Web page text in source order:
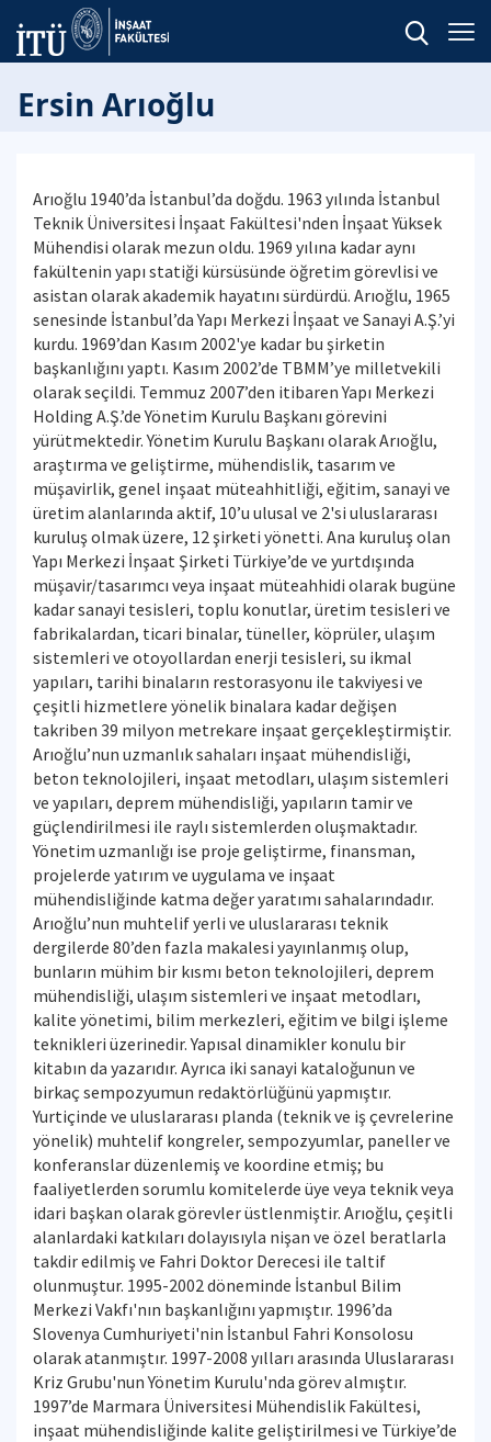
Ersin Arıoğlu
Arıoğlu 1940’da İstanbul’da doğdu. 1963 yılında İstanbul
Teknik Üniversitesi İnşaat Fakültesi'nden İnşaat Yüksek
Mühendisi olarak mezun oldu. 1969 yılına kadar aynı
fakültenin yapı statiği kürsüsünde öğretim görevlisi ve
asistan olarak akademik hayatını sürdürdü. Arıoğlu, 1965
senesinde İstanbul’da Yapı Merkezi İnşaat ve Sanayi A.Ş.’yi
kurdu. 1969’dan Kasım 2002'ye kadar bu şirketin
başkanlığını yaptı. Kasım 2002’de TBMM’ye milletvekili
olarak seçildi. Temmuz 2007’den itibaren Yapı Merkezi
Holding A.Ş.’de Yönetim Kurulu Başkanı görevini
yürütmektedir. Yönetim Kurulu Başkanı olarak Arıoğlu,
araştırma ve geliştirme, mühendislik, tasarım ve
müşavirlik, genel inşaat müteahhitliği, eğitim, sanayi ve
üretim alanlarında aktif, 10’u ulusal ve 2'si uluslararası
kuruluş olmak üzere, 12 şirketi yönetti. Ana kuruluş olan
Yapı Merkezi İnşaat Şirketi Türkiye’de ve yurtdışında
müşavir/tasarımcı veya inşaat müteahhidi olarak bugüne
kadar sanayi tesisleri, toplu konutlar, üretim tesisleri ve
fabrikalardan, ticari binalar, tüneller, köprüler, ulaşım
sistemleri ve otoyollardan enerji tesisleri, su ikmal
yapıları, tarihi binaların restorasyonu ile takviyesi ve
çeşitli hizmetlere yönelik binalara kadar değişen
takriben 39 milyon metrekare inşaat gerçekleştirmiştir.
Arıoğlu’nun uzmanlık sahaları inşaat mühendisliği,
beton teknolojileri, inşaat metodları, ulaşım sistemleri
ve yapıları, deprem mühendisliği, yapıların tamir ve
güçlendirilmesi ile raylı sistemlerden oluşmaktadır.
Yönetim uzmanlığı ise proje geliştirme, finansman,
projelerde yatırım ve uygulama ve inşaat
mühendisliğinde katma değer yaratımı sahalarındadır.
Arıoğlu’nun muhtelif yerli ve uluslararası teknik
dergilerde 80’den fazla makalesi yayınlanmış olup,
bunların mühim bir kısmı beton teknolojileri, deprem
mühendisliği, ulaşım sistemleri ve inşaat metodları,
kalite yönetimi, bilim merkezleri, eğitim ve bilgi işleme
teknikleri üzerinedir. Yapısal dinamikler konulu bir
kitabın da yazarıdır. Ayrıca iki sanayi kataloğunun ve
birkaç sempozyumun redaktörlüğünü yapmıştır.
Yurtiçinde ve uluslararası planda (teknik ve iş çevrelerine
yönelik) muhtelif kongreler, sempozyumlar, paneller ve
konferanslar düzenlemiş ve koordine etmiş; bu
faaliyetlerden sorumlu komitelerde üye veya teknik veya
idari başkan olarak görevler üstlenmiştir. Arıoğlu, çeşitli
alanlardaki katkıları dolayısıyla nişan ve özel beratlarla
takdir edilmiş ve Fahri Doktor Derecesi ile taltif
olunmuştur. 1995-2002 döneminde İstanbul Bilim
Merkezi Vakfı'nın başkanlığını yapmıştır. 1996’da
Slovenya Cumhuriyeti'nin İstanbul Fahri Konsolosu
olarak atanmıştır. 1997-2008 yılları arasında Uluslararası
Kriz Grubu'nun Yönetim Kurulu'nda görev almıştır.
1997’de Marmara Üniversitesi Mühendislik Fakültesi,
inşaat mühendisliğinde kalite geliştirilmesi ve Türkiye’de